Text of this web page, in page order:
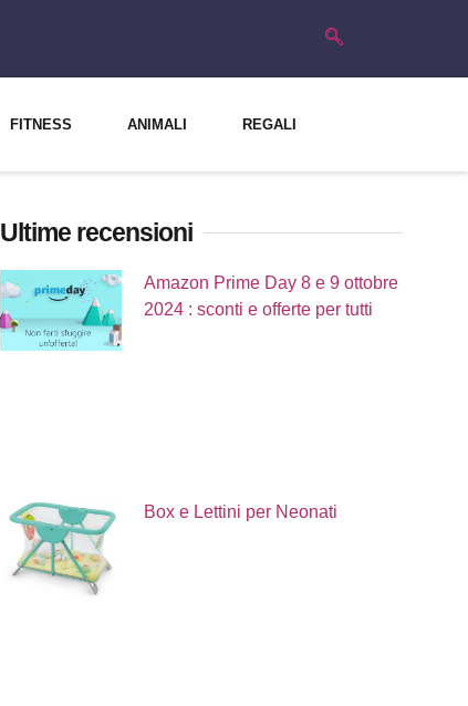
FITNESS ANIMALI REGALI
Ultime recensioni
Amazon Prime Day 8 e 9 ottobre
2024 : sconti e offerte per tutti
Box e Lettini per Neonati